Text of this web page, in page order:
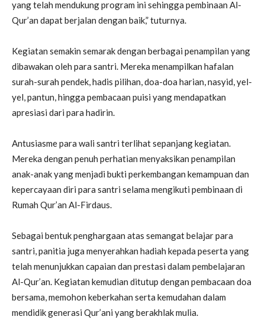
yang telah mendukung program ini sehingga pembinaan Al-
Qur’an dapat berjalan dengan baik,” tuturnya.
Kegiatan semakin semarak dengan berbagai penampilan yang
dibawakan oleh para santri. Mereka menampilkan hafalan
surah-surah pendek, hadis pilihan, doa-doa harian, nasyid, yel-
yel, pantun, hingga pembacaan puisi yang mendapatkan
apresiasi dari para hadirin.
Antusiasme para wali santri terlihat sepanjang kegiatan.
Mereka dengan penuh perhatian menyaksikan penampilan
anak-anak yang menjadi bukti perkembangan kemampuan dan
kepercayaan diri para santri selama mengikuti pembinaan di
Rumah Qur’an Al-Firdaus.
Sebagai bentuk penghargaan atas semangat belajar para
santri, panitia juga menyerahkan hadiah kepada peserta yang
telah menunjukkan capaian dan prestasi dalam pembelajaran
Al-Qur’an. Kegiatan kemudian ditutup dengan pembacaan doa
bersama, memohon keberkahan serta kemudahan dalam
mendidik generasi Qur’ani yang berakhlak mulia.